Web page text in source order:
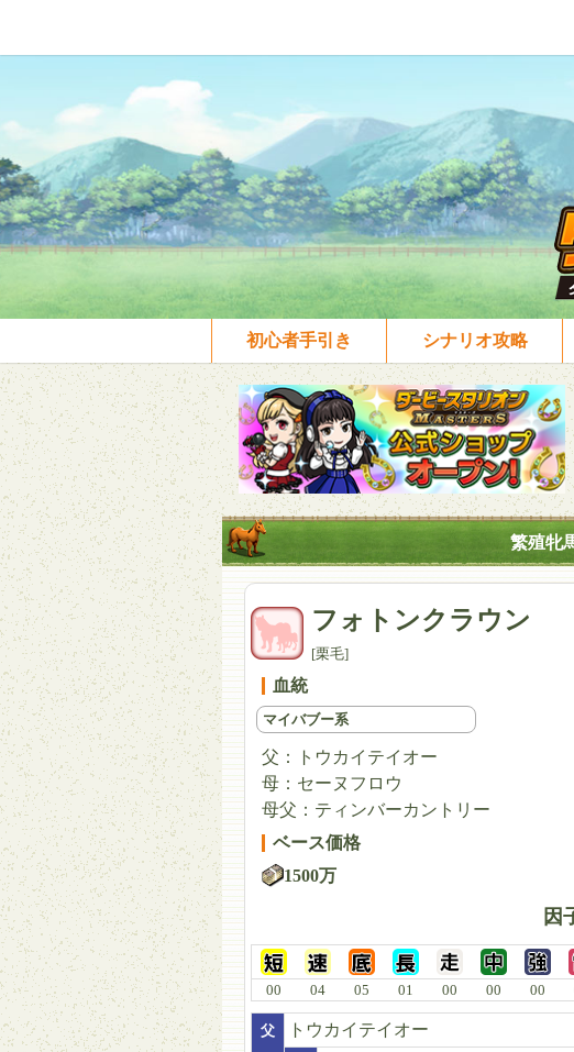
初心者手引き シナリオ攻略
繁殖牝
フォトンクラウン
[栗毛]
血統
マイバブー系
父：
トウカイテイオー
母： セーヌフロウ
母父： ティンバーカントリー
ベース価格
1500万
因
00 04 05 01 00 00 00
父 トウカイテイオー